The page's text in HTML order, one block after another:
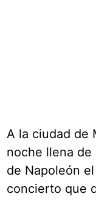
A la ciudad de
noche llena
de Napoleón
concierto que